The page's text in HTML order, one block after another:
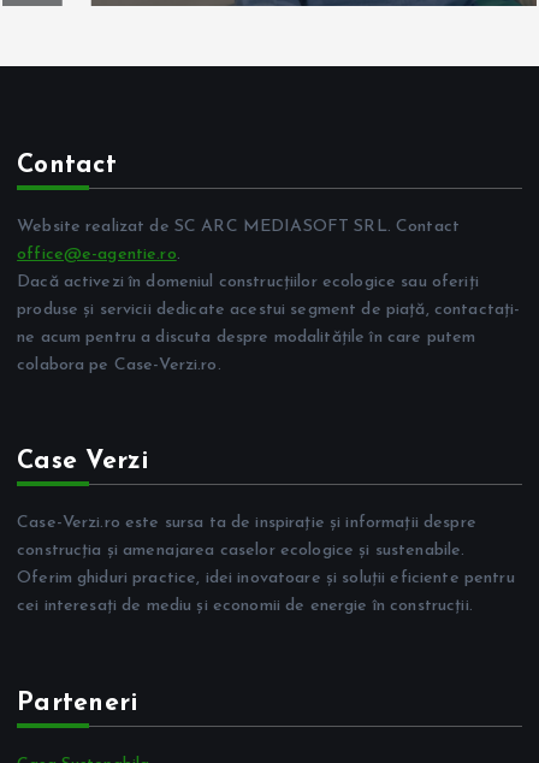
Contact
Website realizat de SC ARC MEDIASOFT SRL. Contact
office@e-agentie.ro.
Dacă activezi în domeniul construcțiilor ecologice sau oferiți
produse și servicii dedicate acestui segment de piață, contactați-
ne acum pentru a discuta despre modalitățile în care putem
colabora pe Case-Verzi.ro.
Case Verzi
Case-Verzi.ro este sursa ta de inspirație și informații despre
construcția și amenajarea caselor ecologice și sustenabile.
Oferim ghiduri practice, idei inovatoare și soluții eficiente pentru
cei interesați de mediu și economii de energie în construcții.
Parteneri